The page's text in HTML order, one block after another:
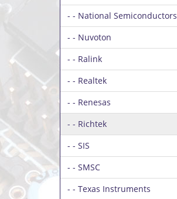
- - National Semiconductors
- - Nuvoton
- - Ralink
- - Realtek
- - Renesas
- - Richtek
- - SIS
- - SMSC
- - Texas Instruments